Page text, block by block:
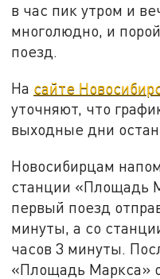
в час пик утром и
многолюдно, и
поезд.
На сайте
уточняют, что
выходные дни
Новосибирцам
станции «Площадь
первый поезд
минуты, а со
часов 3 минуты.
«Площадь Маркса»